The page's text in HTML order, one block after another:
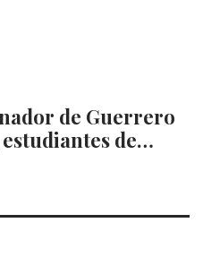
de Guerrero
estudiantes de…